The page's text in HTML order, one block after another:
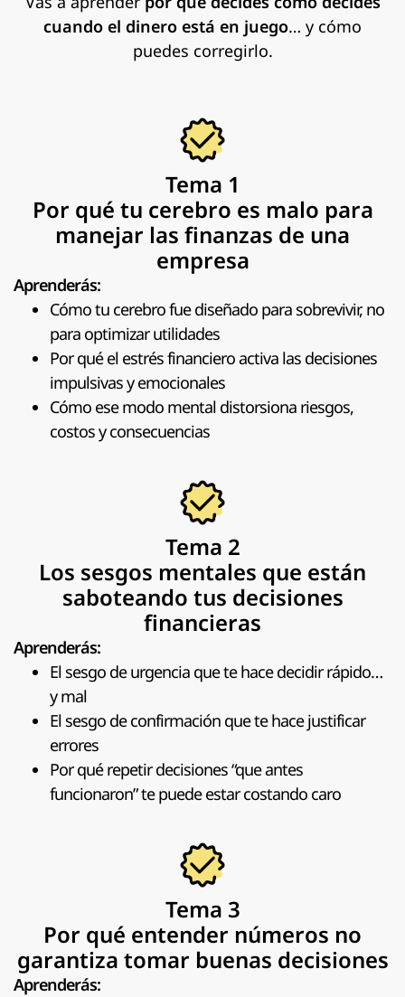
cuando el dinero está en juego… y cómo
puedes corregirlo.
Tema 1
Por qué tu cerebro es malo para
manejar las finanzas de una
empresa
Aprenderás:
Cómo tu cerebro fue diseñado para sobrevivir, no
para optimizar utilidades
Por qué el estrés financiero activa las decisiones
impulsivas y emocionales
Cómo ese modo mental distorsiona riesgos,
costos y consecuencias
Tema 2
Los sesgos mentales que están
saboteando tus decisiones
financieras
Aprenderás:
El sesgo de urgencia que te hace decidir rápido…
y mal
El sesgo de confirmación que te hace justificar
errores
Por qué repetir decisiones “que antes
funcionaron” te puede estar costando caro
Tema 3
Por qué entender números no
garantiza tomar buenas decisiones
Aprenderás: